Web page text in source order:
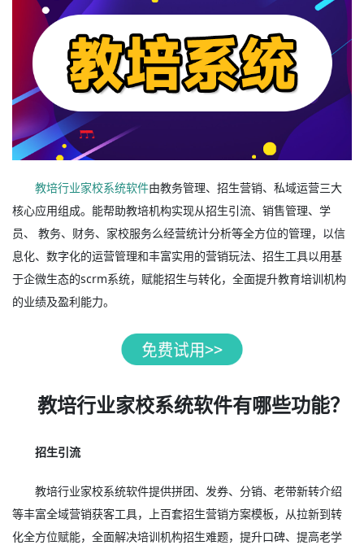
教培行业家校系统软件由教务管理、招生营销、私域运营三大
核心应用组成。能帮助教培机构实现从招生引流、销售管理、学
员、 教务、财务、家校服务么经营统计分析等全方位的管理，以信
息化、数字化的运营管理和丰富实用的营销玩法、招生工具以用基
于企微生态的scrm系统，赋能招生与转化，全面提升教育培训机构
的业绩及盈利能力。
教培行业家校系统软件有哪些功能？
招生引流
教培行业家校系统软件提供拼团、发券、分销、老带新转介绍
等丰富全域营销获客工具，上百套招生营销方案模板，从拉新到转
化全方位赋能，全面解决培训机构招生难题，提升口碑、提高老学